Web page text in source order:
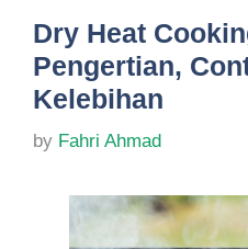
Dry Heat
Pengertian,
Kelebihan
by Fahri Ahmad